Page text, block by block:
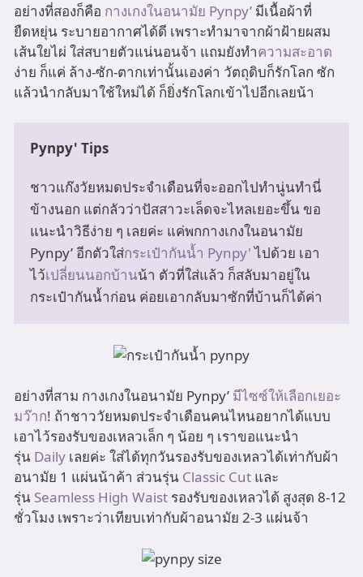
อย่างที่สองก็คือ กางเกงในอนามัย Pynpy’ มีเนื้อผ้าที่
ยืดหยุ่น ระบายอากาศได้ดี เพราะทำมาจากผ้าฝ้ายผสม
เส้นใยไผ่ ใส่สบายตัวแน่นอนจ้า แถมยังทำความสะอาด
ง่าย ก็แค่ ล้าง-ซัก-ตากเท่านั้นเองค่า วัตถุดิบก็รักโลก ซัก
แล้วนำกลับมาใช้ใหม่ได้ ก็ยิ่งรักโลกเข้าไปอีกเลยน้า
Pynpy' Tips
ชาวแก๊งวัยหมดประจำเดือนที่จะออกไปทำนู่นทำนี่
ข้างนอก แต่กลัวว่าปัสสาวะเล็ดจะไหลเยอะขึ้น ขอ
แนะนำวิธีง่าย ๆ เลยค่ะ แค่พกกางเกงในอนามัย
Pynpy’ อีกตัวใส่กระเป๋ากันน้ำ Pynpy' ไปด้วย เอา
ไว้เปลี่ยนนอกบ้านน้า ตัวที่ใส่แล้ว ก็สลับมาอยู่ใน
กระเป๋ากันน้ำก่อน ค่อยเอากลับมาซักที่บ้านก็ได้ค่า
อย่างที่สาม กางเกงในอนามัย Pynpy’ มีไซซ์ให้เลือกเยอะ
มว๊าก! ถ้าชาววัยหมดประจำเดือนคนไหนอยากได้แบบ
เอาไว้รองรับของเหลวเล็ก ๆ น้อย ๆ เราขอแนะนำ
รุ่น Daily เลยค่ะ ใส่ได้ทุกวันรองรับของเหลวได้เท่ากับผ้า
อนามัย 1 แผ่นน้าค้า ส่วนรุ่น Classic Cut และ
รุ่น Seamless High Waist รองรับของเหลวได้ สูงสุด 8-12
ชั่วโมง เพราะว่าเทียบเท่ากับผ้าอนามัย 2-3 แผ่นจ้า